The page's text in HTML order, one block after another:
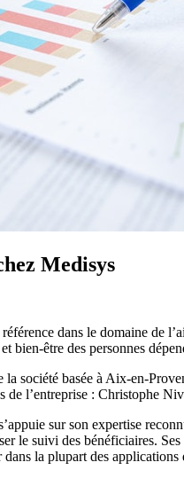
Medisys
dans le domaine de
bien-être des personnes
la société basée à Aix-en-
de l’entreprise : Christophe
sur son expertise
le suivi des bénéficiaires.
la plupart des